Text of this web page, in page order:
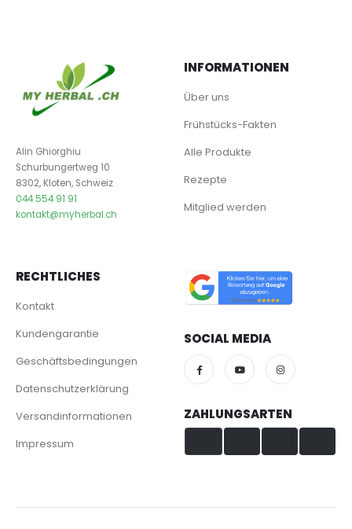
Alin Ghiorghiu
Schurbungertweg 10
8302, Kloten, Schweiz
044 554 91 91
kontakt@myherbal.ch
INFORMATIONEN
Über uns
Frühstücks-Fakten
Alle Produkte
Rezepte
Mitglied werden
RECHTLICHES
Kontakt
Kundengarantie
Geschäftsbedingungen
Datenschutzerklärung
Versandinformationen
Impressum
SOCIAL MEDIA
ZAHLUNGSARTEN
Visa & Mastercard
TWINT
PayPal
PostFinance